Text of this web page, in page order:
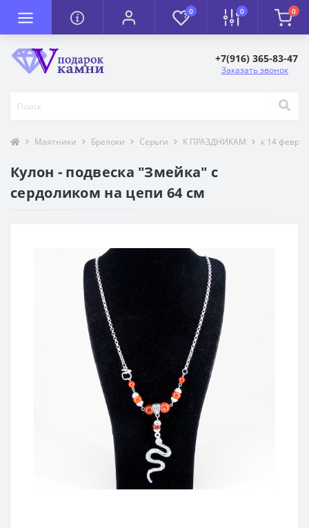
0 0 0
+7(916) 365-83-47
Заказать звонок
Маятники Брелоки Серьги К ПРАЗДНИКАМ к 14
Кулон - подвеска "Змейка" с
сердоликом на цепи 64 см